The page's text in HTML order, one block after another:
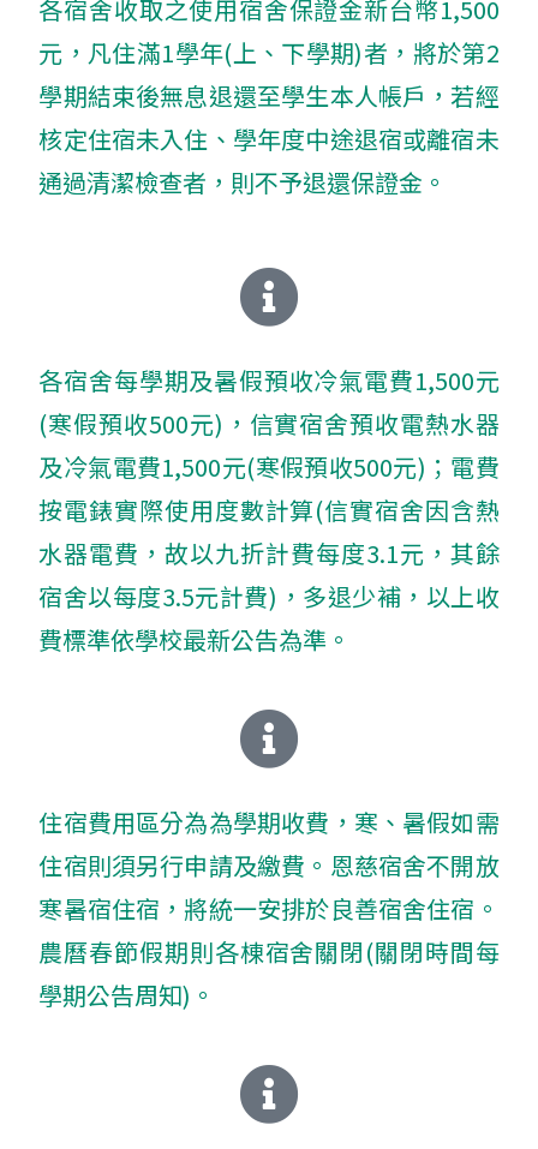
各宿舍收取之使用宿舍保證金新台幣1,500
元，凡住滿1學年(上、下學期)者，將於第2
學期結束後無息退還至學生本人帳戶，若經
核定住宿未入住、學年度中途退宿或離宿未
通過清潔檢查者，則不予退還保證金。
各宿舍每學期及暑假預收冷氣電費1,500元
(寒假預收500元)，信實宿舍預收電熱水器
及冷氣電費1,500元(寒假預收500元)；電費
按電錶實際使用度數計算(信實宿舍因含熱
水器電費，故以九折計費每度3.1元，其餘
宿舍以每度3.5元計費)，多退少補，以上收
費標準依學校最新公告為準。
住宿費用區分為為學期收費，寒、暑假如需
住宿則須另行申請及繳費。恩慈宿舍不開放
寒暑宿住宿，將統一安排於良善宿舍住宿。
農曆春節假期則各棟宿舍關閉(關閉時間每
學期公告周知)。